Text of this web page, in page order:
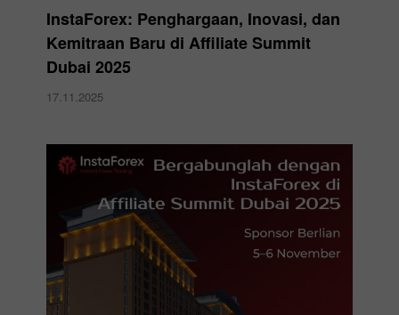
InstaForex: Penghargaan, Inovasi, dan
Kemitraan Baru di Affiliate Summit
Dubai 2025
17.11.2025